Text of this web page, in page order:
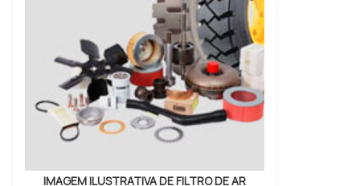
IMAGEM ILUSTRATIVA DE FILTRO DE AR